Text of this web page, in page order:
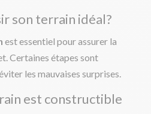
son terrain idéal?
est essentiel pour assurer la
Certaines étapes sont
les mauvaises surprises.
est constructible